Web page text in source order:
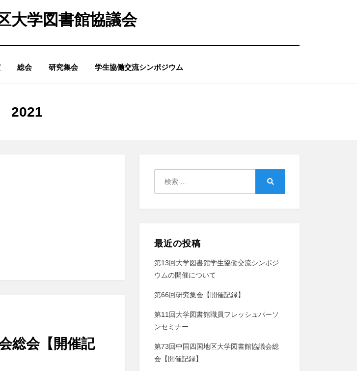
大学図書館協議会
総会 研究集会 学生協働交流シンポジウム
カテゴリー
:
2021
総会【開催記
最近の投稿
第13回大学図書館学生協働交流シンポジ
ウムの開催について
第66回研究集会【開催記録】
第11回大学図書館職員フレッシュパーソ
ンセミナー
第73回中国四国地区大学図書館協議会総
会【開催記録】